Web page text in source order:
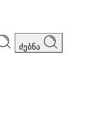
ძებნა